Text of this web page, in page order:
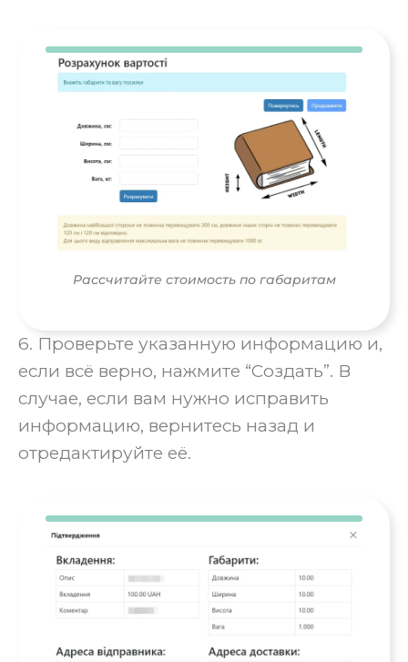
Рассчитайте стоимость по габаритам
6. Проверьте указанную информацию и,
если всё верно, нажмите “Создать”. В
случае, если вам нужно исправить
информацию, вернитесь назад и
отредактируйте её.